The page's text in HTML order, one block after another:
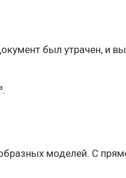
был утрачен, и
моделей. С